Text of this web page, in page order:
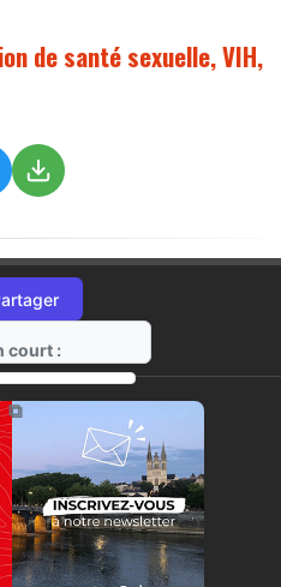
de santé sexuelle, VIH,
court :
https://radio-g.fr?20210
⧉